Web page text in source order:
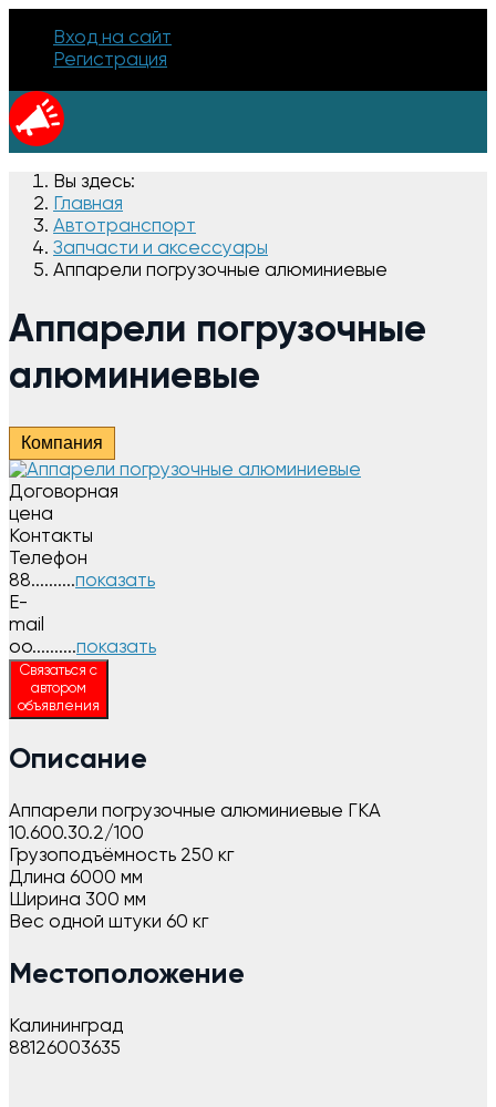
Вход на сайт
Регистрация
Вы здесь:
Главная
Автотранспорт
Запчасти и аксессуары
Аппарели погрузочные алюминиевые
Аппарели погрузочные
алюминиевые
Компания
Договорная
цена
Контакты
Телефон
88..........показать
E-
mail
oo..........показать
Связаться с
автором
объявления
Описание
Аппарели погрузочные алюминиевые ГКА
10.600.30.2/100
Грузоподъёмность 250 кг
Длина 6000 мм
Ширина 300 мм
Вес одной штуки 60 кг
Местоположение
Калининград
88126003635